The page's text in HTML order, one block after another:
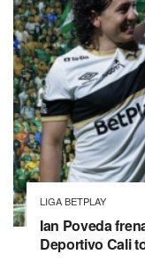
LIGA BETPLAY
Ian Poveda
Deportivo Cali